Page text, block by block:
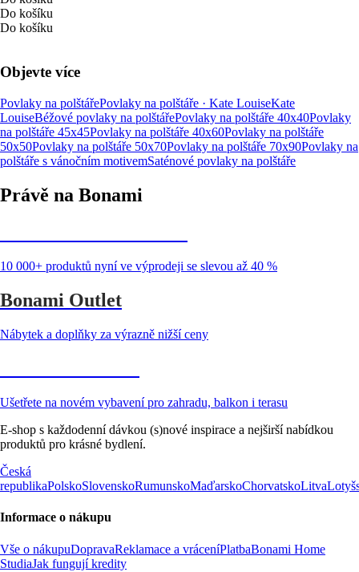
Do košíku
Do košíku
Objevte více
Povlaky na polštářePovlaky na polštáře · Kate LouiseKate
LouiseBéžové povlaky na polštářePovlaky na polštáře 40x40Povlaky
na polštáře 45x45Povlaky na polštáře 40x60Povlaky na polštáře
50x50Povlaky na polštáře 50x70Povlaky na polštáře 70x90Povlaky na
polštáře s vánočním motivemSaténové povlaky na polštáře
Právě na Bonami
10 000+ produktů nyní ve výprodeji se slevou až 40 %
Bonami Outlet
Nábytek a doplňky za výrazně nižší ceny
Ušetřete na novém vybavení pro zahradu, balkon i terasu
E-shop s každodenní dávkou (s)nové inspirace a nejširší nabídkou
produktů pro krásné bydlení.
Česká
republikaPolskoSlovenskoRumunskoMaďarskoChorvatskoLitva
Informace o nákupu
Vše o nákupuDopravaReklamace a vráceníPlatbaBonami Home
StudiaJak fungují kredity